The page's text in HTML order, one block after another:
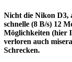
Nicht die Nikon D3,
schnelle (8 B/s) 12
Möglichkeiten (hier
verloren auch
Schrecken.